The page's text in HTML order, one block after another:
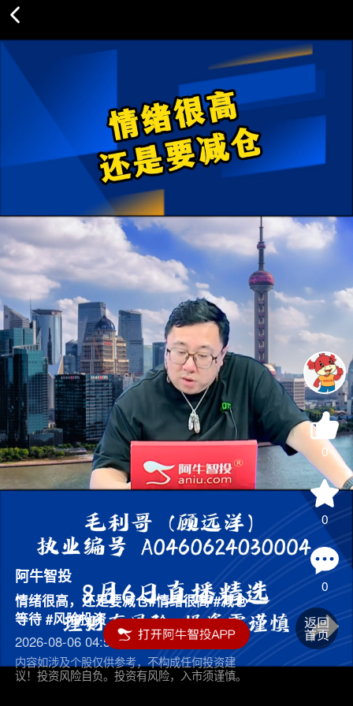
0
0
0
阿牛智投
情绪很高，还是要减仓#情绪很高 #减仓
等待 #风险投资
2026-08-06 04:55
内容如涉及个股仅供参考，不构成任何投资建
议！投资风险自负。投资有风险，入市须谨慎。